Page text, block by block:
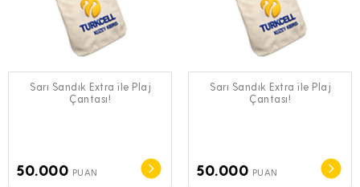
Sarı Sandık Extra ile Plaj
Çantası!
50.000 PUAN
Sarı Sandık Extra ile Plaj
Çantası!
50.000 PUAN